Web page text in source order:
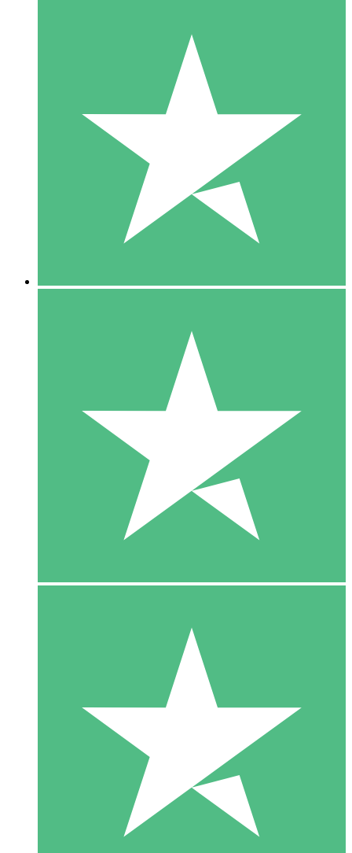
Packs de Crédits Individuels
Payez à l'utilisation avec des crédits de téléchargement. Sans
1 Téléchargement
10 00
10 Téléchargements
20 00